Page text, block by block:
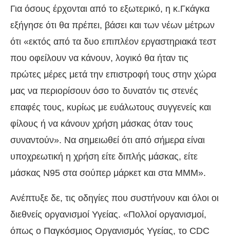
Για όσους έρχονται από το εξωτερικό, η κ.Γκάγκα
εξήγησε ότι θα πρέπει, βάσει και των νέων μέτρων
ότι «εκτός από τα δυο επιπλέον εργαστηριακά τεστ
που οφείλουν να κάνουν, λογικό θα ήταν τις
πρώτες μέρες μετά την επιστροφή τους στην χώρα
μας να περιορίσουν όσο το δυνατόν τις στενές
επαφές τους, κυρίως με ευάλωτους συγγενείς και
φίλους ή να κάνουν χρήση μάσκας όταν τους
συναντούν». Να σημειωθεί ότι από σήμερα είναι
υποχρεωτική η χρήση είτε διπλής μάσκας, είτε
μάσκας N95 στα σούπερ μάρκετ και στα ΜΜΜ».
Ανέπτυξε δε, τις οδηγίες που συστήνουν και όλοι οι
διεθνείς οργανισμοί Υγείας. «Πολλοί οργανισμοί,
όπως ο Παγκόσμιος Οργανισμός Υγείας, το CDC